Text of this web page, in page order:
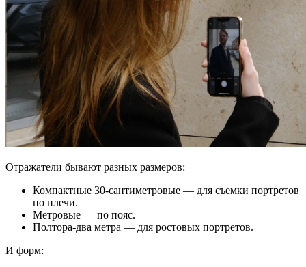
Отражатели бывают разных размеров:
Компактные 30-сантиметровые — для съемки портретов
по плечи.
Метровые — по пояс.
Полтора-два метра — для ростовых портретов.
И форм: